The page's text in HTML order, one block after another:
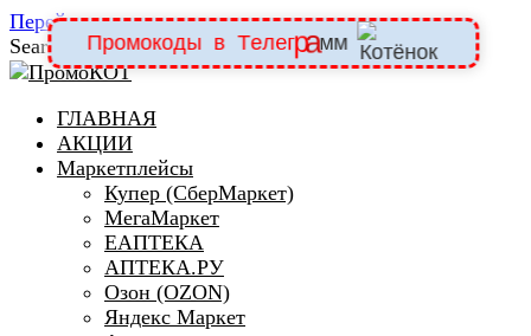
Промокоды в Телеграмм
Перейти к содержанию
Search for:
ГЛАВНАЯ
АКЦИИ
Маркетплейсы
Купер (СберМаркет)
МегаМаркет
ЕАПТЕКА
АПТЕКА.РУ
Озон (OZON)
Яндекс Маркет